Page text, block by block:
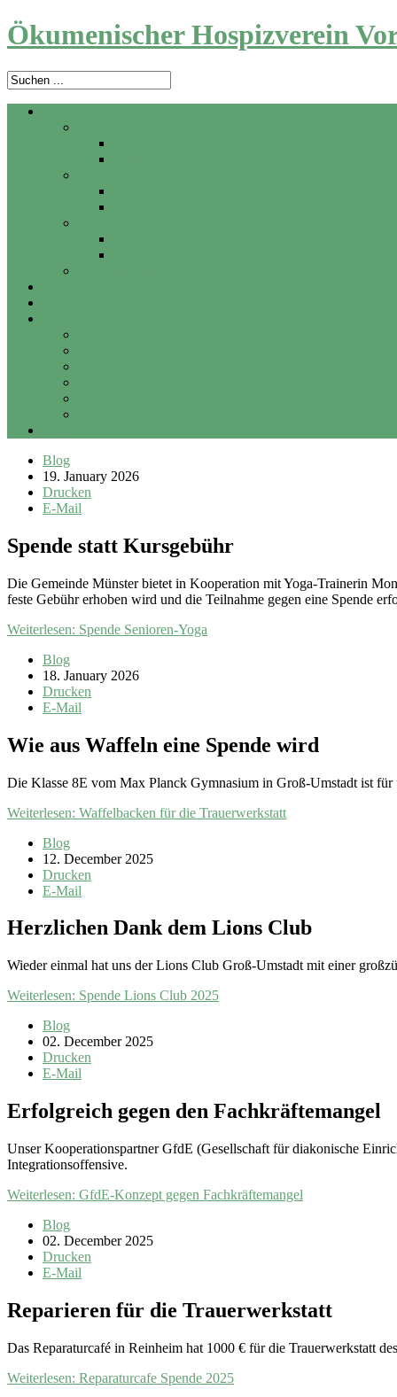
Ökumenischer Hospizverein
Blog
19. January 2026
Drucken
E-Mail
Spende statt Kursgebühr
Die Gemeinde Münster bietet in Kooperation mit Yoga-Trainerin
feste Gebühr erhoben wird und die Teilnahme gegen eine Spende
Weiterlesen: Spende Senioren-Yoga
Blog
18. January 2026
Drucken
E-Mail
Wie aus Waffeln eine Spende wird
Die Klasse 8E vom Max Planck Gymnasium in Groß-Umstadt ist für
Weiterlesen: Waffelbacken für die Trauerwerkstatt
Blog
12. December 2025
Drucken
E-Mail
Herzlichen Dank dem Lions Club
Wieder einmal hat uns der Lions Club Groß-Umstadt mit einer
Weiterlesen: Spende Lions Club 2025
Blog
02. December 2025
Drucken
E-Mail
Erfolgreich gegen den Fachkräftemangel
Unser Kooperationspartner GfdE (Gesellschaft für diakonische
Integrationsoffensive.
Weiterlesen: GfdE-Konzept gegen Fachkräftemangel
Blog
02. December 2025
Drucken
E-Mail
Reparieren für die Trauerwerkstatt
Das Reparaturcafé in Reinheim hat 1000 € für die Trauerwerkstatt
Weiterlesen: Reparaturcafe Spende 2025